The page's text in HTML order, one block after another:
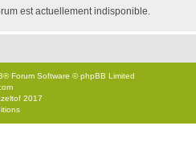
est actuellement indisponible.
® Forum Software © phpBB Limited
2017